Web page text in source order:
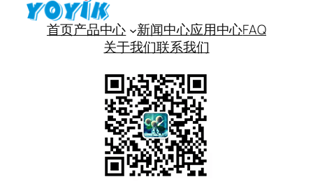
首页产品中心 新闻中心应用中心FAQ
关于我们联系我们